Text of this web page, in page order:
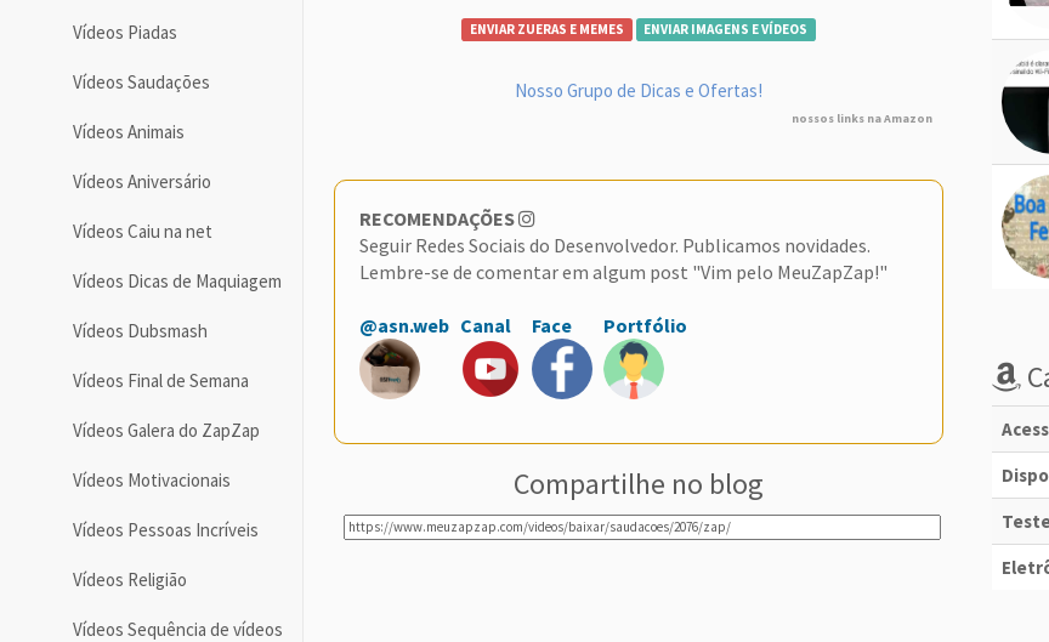
Vídeos Piadas
Vídeos Saudações
Vídeos Animais
Vídeos Aniversário
Vídeos Caiu na net
Vídeos Dicas de Maquiagem
Vídeos Dubsmash
Vídeos Final de Semana
Vídeos Galera do ZapZap
Vídeos Motivacionais
Vídeos Pessoas Incríveis
Vídeos Religião
Vídeos Sequência de vídeos
ENVIAR ZUERAS E MEMES ENVIAR IMAGENS E VÍDEOS
Nosso Grupo de Dicas e Ofertas!
nossos links na Amazon
RECOMENDAÇÕES
Seguir Redes Sociais do Desenvolvedor. Publicamos novidades.
Lembre-se de comentar em algum post "Vim pelo MeuZapZap!"
@asn.web Canal Face Portfólio
Compartilhe no blog